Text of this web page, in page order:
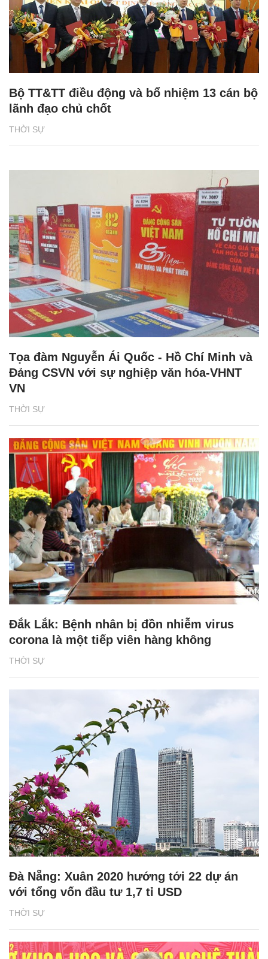
THỜI SỰ
Bộ TT&TT điều động và bổ nhiệm 13 cán bộ
lãnh đạo chủ chốt
THỜI SỰ
Tọa đàm Nguyễn Ái Quốc - Hồ Chí Minh và
Đảng CSVN với sự nghiệp văn hóa-VHNT
VN
THỜI SỰ
Đắk Lắk: Bệnh nhân bị đồn nhiễm virus
corona là một tiếp viên hàng không
THỜI SỰ
Đà Nẵng: Xuân 2020 hướng tới 22 dự án
với tổng vốn đầu tư 1,7 tỉ USD